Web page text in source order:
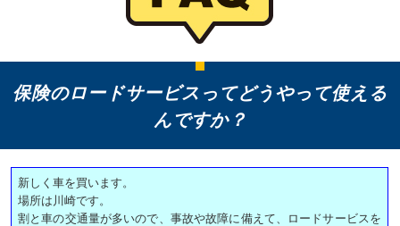
保険のロードサービスってどうやって使える
んですか？
新しく車を買います。
場所は川崎です。
割と車の交通量が多いので、事故や故障に備えて、ロードサービスを